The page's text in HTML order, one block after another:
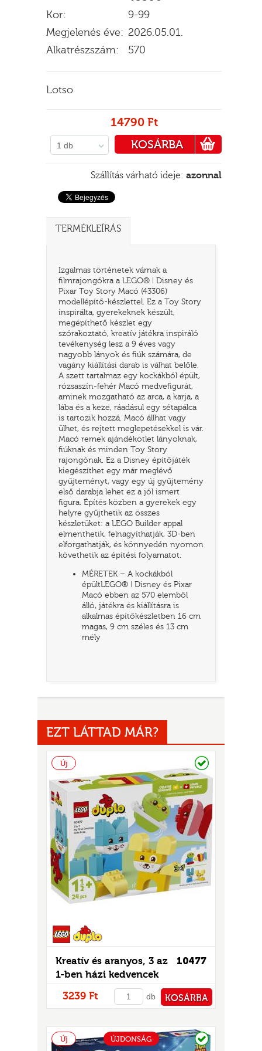
Kor:
9-99
Megjelenés éve: 2026.05.01.
Alkatrészszám:
570
Lotso
14790 Ft
1 db
KOSÁRBA
Szállítás várható ideje: azonnal
TERMÉKLEÍRÁS
Izgalmas történetek várnak a
filmrajongókra a LEGO® ǀ Disney és
Pixar Toy Story Macó (43306)
modellépítő-készlettel. Ez a Toy Story
inspirálta, gyerekeknek készült,
megépíthető készlet egy
szórakoztató, kreatív játékra inspiráló
tevékenység lesz a 9 éves vagy
nagyobb lányok és fiúk számára, de
vagány kiállítási darab is válhat belőle.
A szett tartalmaz egy kockákból épült,
rózsaszín-fehér Macó medvefigurát,
aminek mozgatható az arca, a karja, a
lába és a keze, ráadásul egy sétapálca
is tartozik hozzá. Macó állhat vagy
ülhet, és rejtett meglepetésekkel is vár.
Macó remek ajándékötlet lányoknak,
fiúknak és minden Toy Story
rajongónak. Ez a Disney építőjáték
kiegészíthet egy már meglévő
gyűjteményt, vagy egy új gyűjtemény
első darabja lehet ez a jól ismert
figura. Építés közben a gyerekek egy
helyre gyűjthetik az összes
készletüket: a LEGO Builder appal
elmenthetik, felnagyíthatják, 3D-ben
elforgathatják, és könnyedén nyomon
követhetik az építési folyamatot.
MÉRETEK – A kockákból
épültLEGO® ǀ Disney és Pixar
Macó ebben az 570 elemből
álló, játékra és kiállításra is
alkalmas építőkészletben 16 cm
magas, 9 cm széles és 13 cm
mély
EZT LÁTTAD MÁR?
Új
10477
Kreatív és aranyos, 3 az
1-ben házi kedvencek
3239 Ft db KOSÁRBA
Új ÚJDONSÁG